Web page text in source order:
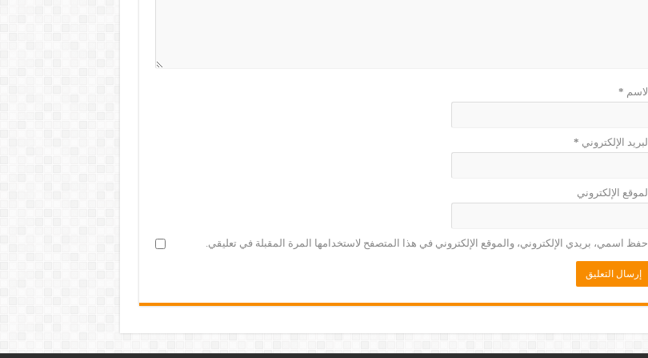
الاسم *
البريد الإلكتروني *
الموقع الإلكتروني
احفظ اسمي، بريدي الإلكتروني، والموقع الإلكتروني في هذا المتصفح لاستخدامها المرة المقبلة في تعليقي.